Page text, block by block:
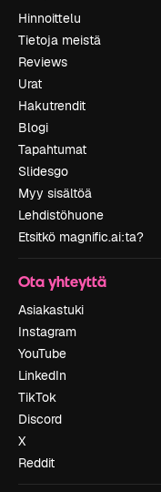
Hinnoittelu
Tietoja meistä
Reviews
Urat
Hakutrendit
Blogi
Tapahtumat
Slidesgo
Myy sisältöä
Lehdistöhuone
Etsitkö magnific.ai:ta?
Ota yhteyttä
Asiakastuki
Instagram
YouTube
LinkedIn
TikTok
Discord
X
Reddit